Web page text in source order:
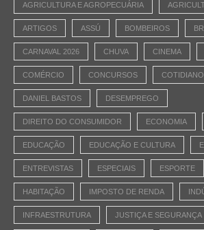
AGRICULTURA E AGROPECUÁRIA
ARTIGOS ASSÚ BOMBEIROS
CARNAVAL 2026 CHUVA CINEMA
COMÉRCIO CONCURSOS COTIDIANO
DANIEL BASTOS DESEMPREGO
DIREITO DO CONSUMIDOR ECONOMIA
EDUCAÇÃO EDUCAÇÃO E CULTURA
ENTREVISTAS ESPECIAIS ESPORTE
HABITAÇÃO IMPOSTO DE RENDA
INFRAESTRUTURA JUSTIÇA E SEGURANÇA